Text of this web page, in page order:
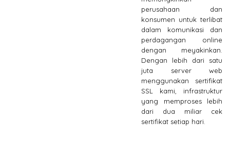
perusahaan dan
konsumen untuk terlibat
dalam komunikasi dan
perdagangan online
dengan meyakinkan.
Dengan lebih dari satu
juta server web
menggunakan sertifikat
SSL kami, infrastruktur
yang memproses lebih
dari dua miliar cek
sertifikat setiap hari.